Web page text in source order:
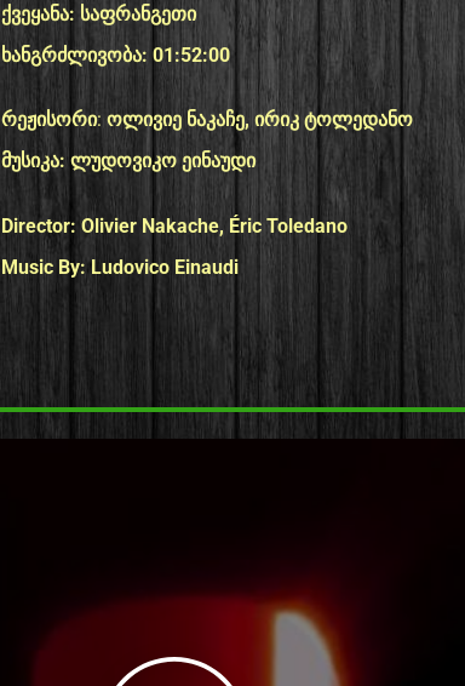
ქვეყანა: საფრანგეთი
ხანგრძლივობა: 01:52:00
რეჟისორი: ოლივიე ნაკაჩე, ირიკ ტოლედანო
მუსიკა: ლუდოვიკო ეინაუდი
Director: Olivier Nakache, Éric Toledano
Music By: Ludovico Einaudi